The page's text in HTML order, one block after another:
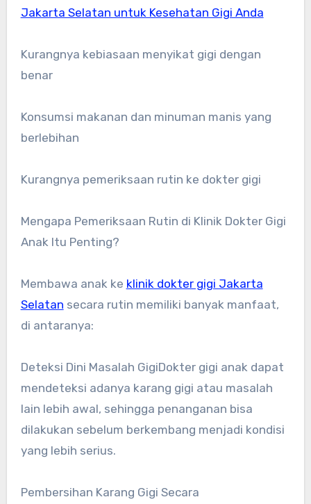
Jakarta Selatan untuk Kesehatan Gigi Anda
Kurangnya kebiasaan menyikat gigi dengan
benar
Konsumsi makanan dan minuman manis yang
berlebihan
Kurangnya pemeriksaan rutin ke dokter gigi
Mengapa Pemeriksaan Rutin di Klinik Dokter Gigi
Anak Itu Penting?
Membawa anak ke klinik dokter gigi Jakarta
Selatan secara rutin memiliki banyak manfaat,
di antaranya:
Deteksi Dini Masalah GigiDokter gigi anak dapat
mendeteksi adanya karang gigi atau masalah
lain lebih awal, sehingga penanganan bisa
dilakukan sebelum berkembang menjadi kondisi
yang lebih serius.
Pembersihan Karang Gigi Secara